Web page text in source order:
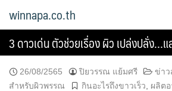
winnapa.co.th
3 ดาวเด่น ตัวช่วยเรื่อง ผิว เปล่งปลั่ง…
26/08/2565 ปิยวรรณ แย้มศรี ข่าว
สำหรับผิวพรรณ
กินอะไรถึงขาวเร็ว ผลิตอ